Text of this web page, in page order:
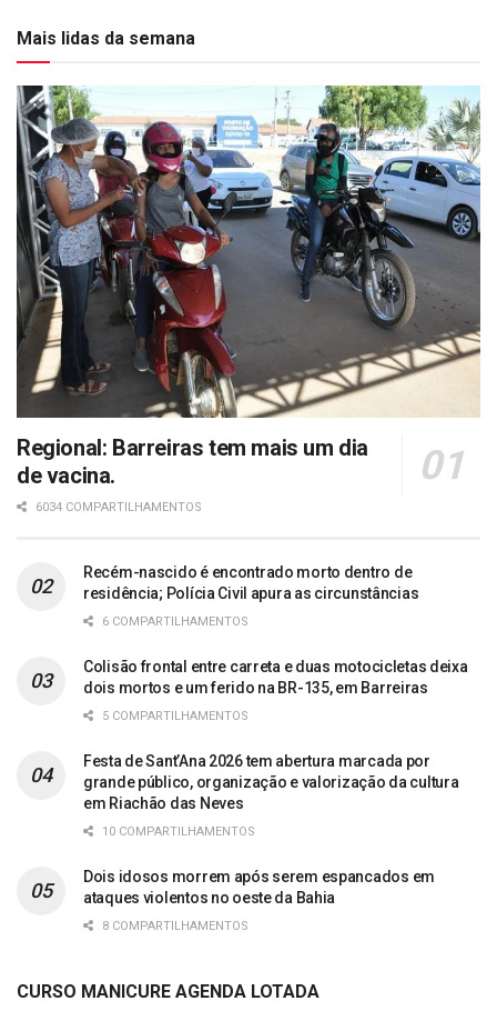
Mais lidas da semana
Regional: Barreiras tem mais um dia
de vacina.
6034 COMPARTILHAMENTOS
Recém-nascido é encontrado morto dentro de
residência; Polícia Civil apura as circunstâncias
6 COMPARTILHAMENTOS
Colisão frontal entre carreta e duas motocicletas deixa
dois mortos e um ferido na BR-135, em Barreiras
5 COMPARTILHAMENTOS
Festa de Sant’Ana 2026 tem abertura marcada por
grande público, organização e valorização da cultura
em Riachão das Neves
10 COMPARTILHAMENTOS
Dois idosos morrem após serem espancados em
ataques violentos no oeste da Bahia
8 COMPARTILHAMENTOS
CURSO MANICURE AGENDA LOTADA